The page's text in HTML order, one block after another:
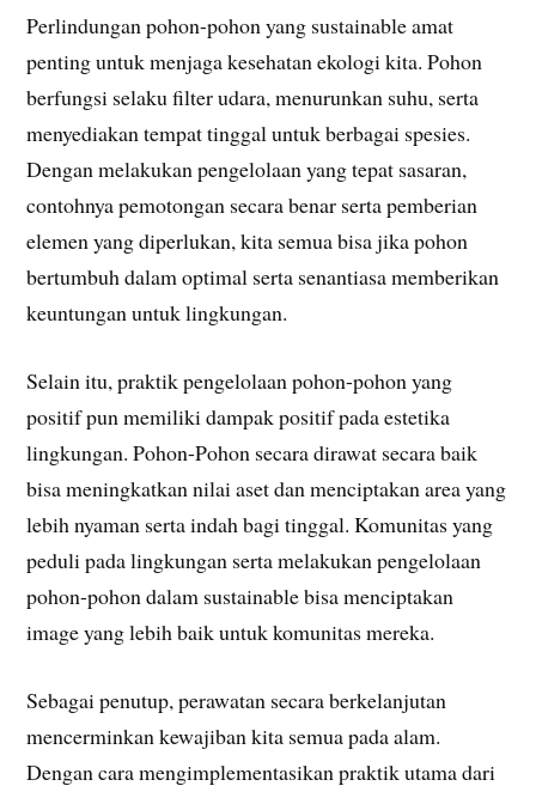
Perlindungan pohon-pohon yang sustainable amat
penting untuk menjaga kesehatan ekologi kita. Pohon
berfungsi selaku filter udara, menurunkan suhu, serta
menyediakan tempat tinggal untuk berbagai spesies.
Dengan melakukan pengelolaan yang tepat sasaran,
contohnya pemotongan secara benar serta pemberian
elemen yang diperlukan, kita semua bisa jika pohon
bertumbuh dalam optimal serta senantiasa memberikan
keuntungan untuk lingkungan.
Selain itu, praktik pengelolaan pohon-pohon yang
positif pun memiliki dampak positif pada estetika
lingkungan. Pohon-Pohon secara dirawat secara baik
bisa meningkatkan nilai aset dan menciptakan area yang
lebih nyaman serta indah bagi tinggal. Komunitas yang
peduli pada lingkungan serta melakukan pengelolaan
pohon-pohon dalam sustainable bisa menciptakan
image yang lebih baik untuk komunitas mereka.
Sebagai penutup, perawatan secara berkelanjutan
mencerminkan kewajiban kita semua pada alam.
Dengan cara mengimplementasikan praktik utama dari